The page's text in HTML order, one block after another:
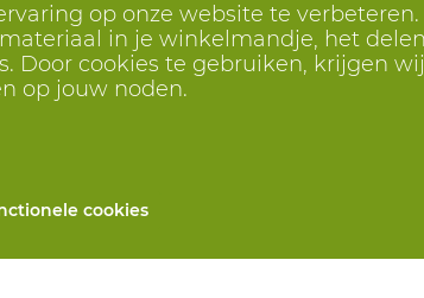
op onze website te
in je winkelmandje, het
Door cookies te gebruiken, krijgen
op jouw noden.
cookies